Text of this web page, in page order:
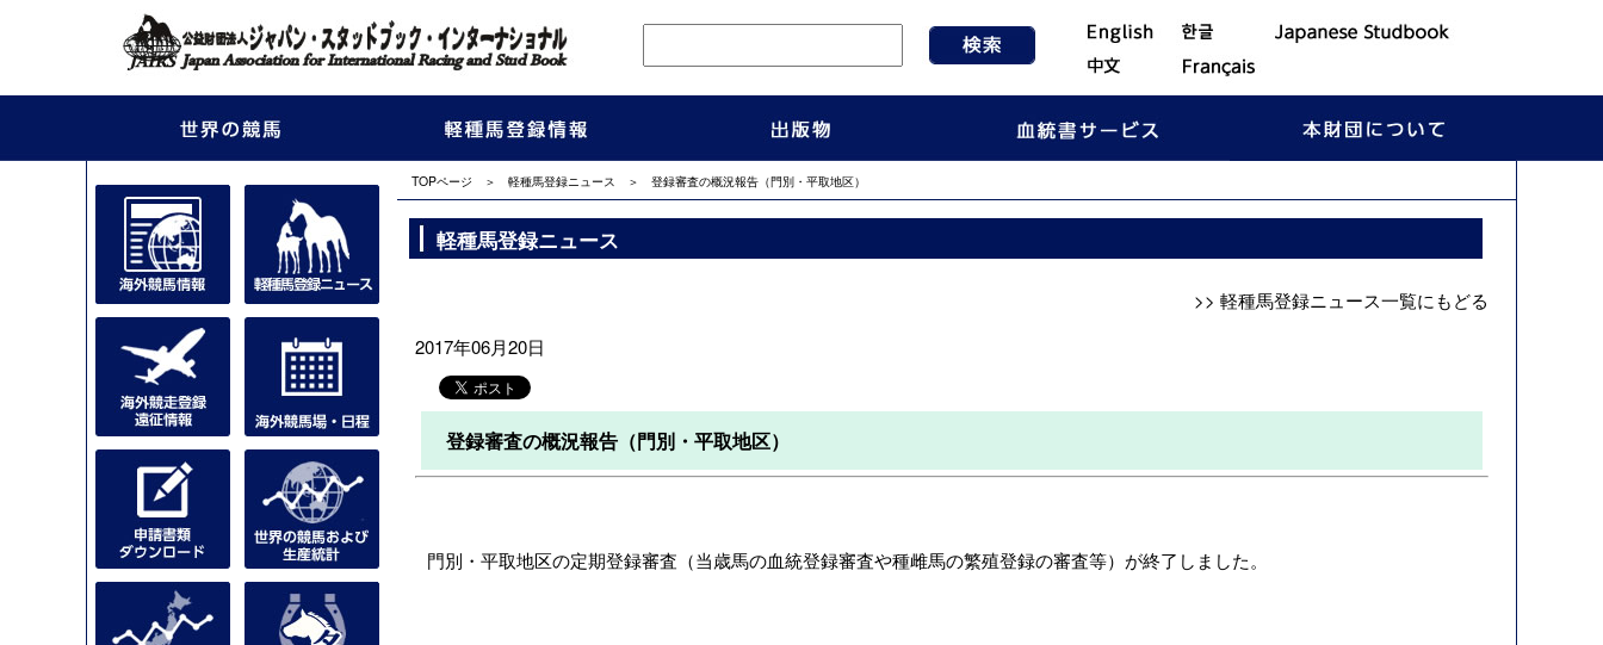
TOPページ ＞ 軽種馬登録ニュース ＞ 登録審査の概況報告（門別・平取地区）
軽種馬登録ニュース
>> 軽種馬登録ニュース一覧にもどる
2017年06月20日
登録審査の概況報告（門別・平取地区）
門別・平取地区の定期登録審査（当歳馬の血統登録審査や種雌馬の繁殖登録の審査等）が終了しました。